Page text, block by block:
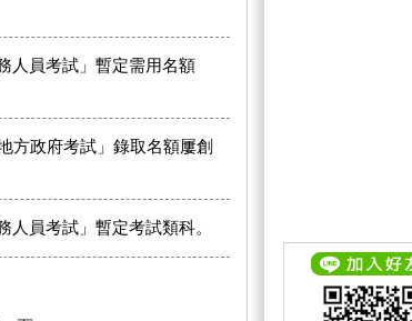
人員考試」暫定需用名額
方政府考試」錄取名額屢創
人員考試」暫定考試類科。